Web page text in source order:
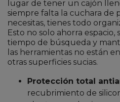
lugar de tener un cajón
siempre falta la cuchara de
necesitas, tienes todo
Esto no solo ahorra espacio,
tiempo de búsqueda y
las herramientas no están
otras superficies sucias.
Protección total
recubrimiento de